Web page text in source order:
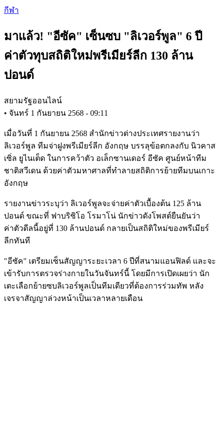
Skip
content
กีฬา
มาแล้ว! "อีซัค" เซ็นซบ "ลิเวอร์พูล" 6 ปี
ค่าตัวทุบสถิติใหม่พรีเมียร์ลีก 130 ล้าน
ปอนด์
สยามรัฐออนไลน์
• จันทร์ 1 กันยายน 2568 - 09:11
เมื่อวันที่ 1 กันยายน 2568 สำนักข่าวต่างประเทศรายงานว่า
ลิเวอร์พูล ทีมจ่าฝูงพรีเมียร์ลีก อังกฤษ บรรลุข้อตกลงกับ นิวคาส
เซิ่ล ยูไนเต็ด ในการคว้าตัว อเล็กซานเดอร์ อีซัค ศูนย์หน้าทีม
ชาติสวีเดน ด้วยค่าตัวมหาศาลที่ทำลายสถิติการย้ายทีมบนเกาะ
อังกฤษ
รายงานข่าวระบุว่า ลิเวอร์พูลจะจ่ายค่าตัวเบื้องต้น 125 ล้าน
ปอนด์ ขณะที่ ฟาบริซิโอ โรมาโน่ นักข่าวดังโพสต์ยืนยันว่า
ค่าตัวดีลนี้อยู่ที่ 130 ล้านปอนด์ กลายเป็นสถิติใหม่ของพรีเมียร์
ลีกทันที
"อีซัค" เตรียมเซ็นสัญญาระยะเวลา 6 ปีที่สนามแอนฟิลด์ และจะ
เข้ารับการตรวจร่างกายในวันจันทร์นี้ โดยมีการเปิดเผยว่า นัก
เตะเลือกย้ายซบลิเวอร์พูลเป็นทีมเดียวที่ต้องการร่วมทัพ หลัง
เจรจาสัญญาล่วงหน้าเป็นเวลาหลายเดือน